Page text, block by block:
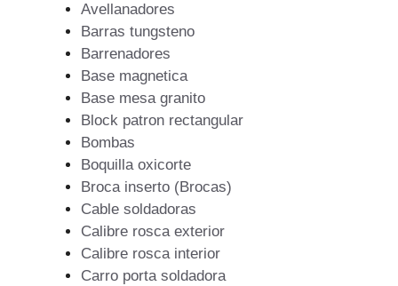
Avellanadores
Barras tungsteno
Barrenadores
Base magnetica
Base mesa granito
Block patron rectangular
Bombas
Boquilla oxicorte
Broca inserto (Brocas)
Cable soldadoras
Calibre rosca exterior
Calibre rosca interior
Carro porta soldadora